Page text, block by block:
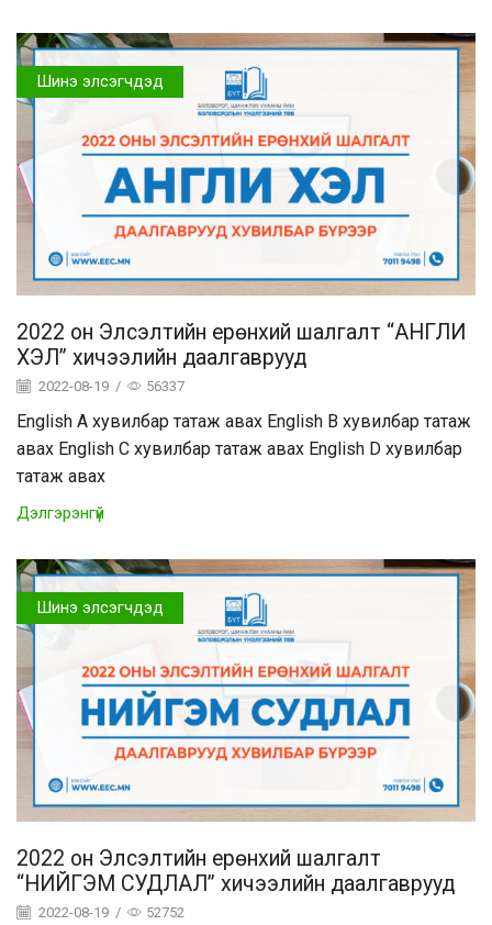
Шинэ элсэгчдэд
2022 он Элсэлтийн ерөнхий шалгалт “АНГЛИ
ХЭЛ” хичээлийн даалгаврууд
2022-08-19 / 56337
English A хувилбар татаж авах English B хувилбар татаж
авах English C хувилбар татаж авах English D хувилбар
татаж авах
Дэлгэрэнгүй
Шинэ элсэгчдэд
2022 он Элсэлтийн ерөнхий шалгалт
“НИЙГЭМ СУДЛАЛ” хичээлийн даалгаврууд
2022-08-19 / 52752